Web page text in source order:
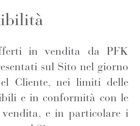
in vendita da PFK
sul Sito nel giorno
Cliente, nei limiti delle
e in conformità con le
e in particolare i